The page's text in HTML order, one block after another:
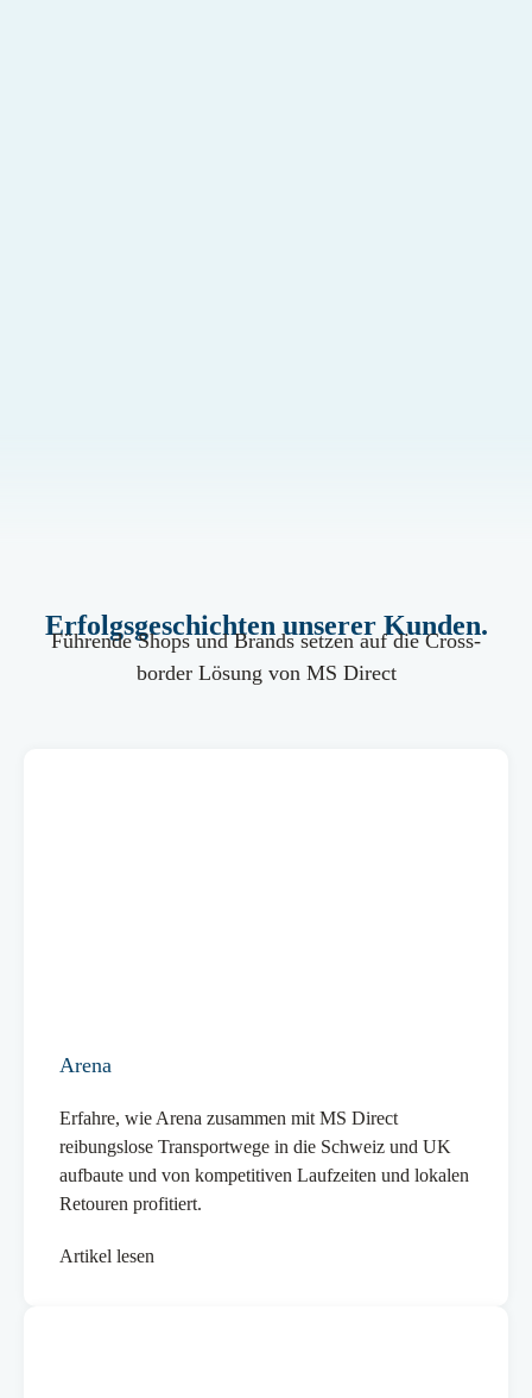
Erfolgsgeschichten unserer Kunden.
Führende Shops und Brands setzen auf die Cross-
border Lösung von MS Direct
Arena
Erfahre, wie Arena zusammen mit MS Direct
reibungslose Transportwege in die Schweiz und UK
aufbaute und von kompetitiven Laufzeiten und lokalen
Retouren profitiert.
Artikel lesen